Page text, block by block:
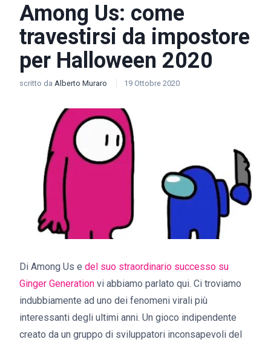
Among Us: come
travestirsi da impostore
per Halloween 2020
scritto da Alberto Muraro 19 Ottobre 2020
Di Among Us e del suo straordinario successo su
Ginger Generation vi abbiamo parlato qui. Ci troviamo
indubbiamente ad uno dei fenomeni virali più
interessanti degli ultimi anni. Un gioco indipendente
creato da un gruppo di sviluppatori inconsapevoli del